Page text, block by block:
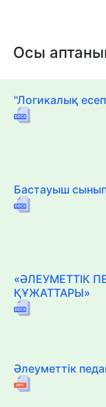
Осы
"Логикалық
Бастауыш сынып
«ӘЛЕУМЕТТІК
ҚҰЖАТТАРЫ»
Әлеуметтік